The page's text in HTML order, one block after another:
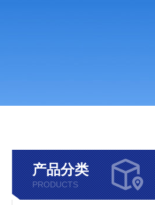
产品分类
PRODUCTS